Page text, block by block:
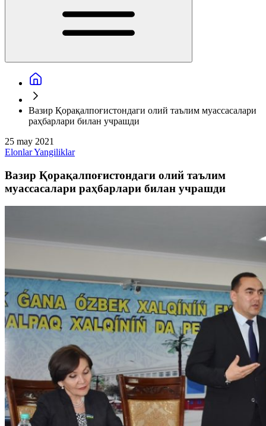
Вазир Қорақалпоғистондаги олий таълим муассасалари
раҳбарлари билан учрашди
25 may 2021
ElonlarYangiliklar
Вазир Қорақалпоғистондаги олий таълим
муассасалари раҳбарлари билан учрашди